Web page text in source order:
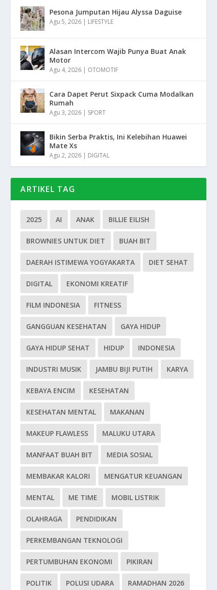
Pesona Jumputan Hijau Alyssa Daguise
Agu 5, 2026 | LIFESTYLE
Alasan Intercom Wajib Punya Buat Anak
Motor
Agu 4, 2026 | OTOMOTIF
Cara Dapet Perut Sixpack Cuma Modalkan
Rumah
Agu 3, 2026 | SPORT
Bikin Serba Praktis, Ini Kelebihan Huawei
Mate Xs
Agu 2, 2026 | DIGITAL
ARTIKEL TAG
2025 AI ANAK BILLIE EILISH
BROWNIES UNTUK DIET BUAH BIT
DAERAH ISTIMEWA YOGYAKARTA DIET SEHAT
DIGITAL EKONOMI KREATIF
FILM INDONESIA FITNESS
GANGGUAN KESEHATAN GAYA HIDUP
GAYA HIDUP SEHAT HIDUP INDONESIA
INDUSTRI MUSIK JAMBU BIJI PUTIH KARYA
KEBAYA ENCIM KESEHATAN
KESEHATAN MENTAL MAKANAN
MAKEUP FLAWLESS MALUKU UTARA
MANFAAT BUAH BIT MEDIA SOSIAL
MEMBAKAR KALORI MENGATUR KEUANGAN
MENTAL ME TIME MOBIL LISTRIK
OLAHRAGA PENDIDIKAN
PERKEMBANGAN TEKNOLOGI
PERTUMBUHAN EKONOMI PIKIRAN
POLITIK POLUSI UDARA RAMADHAN 2026